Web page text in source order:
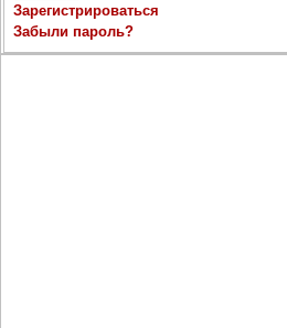
Зарегистрироваться
Забыли пароль?